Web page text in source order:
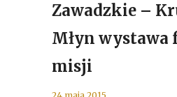
Zawadzkie –
Młyn
misji